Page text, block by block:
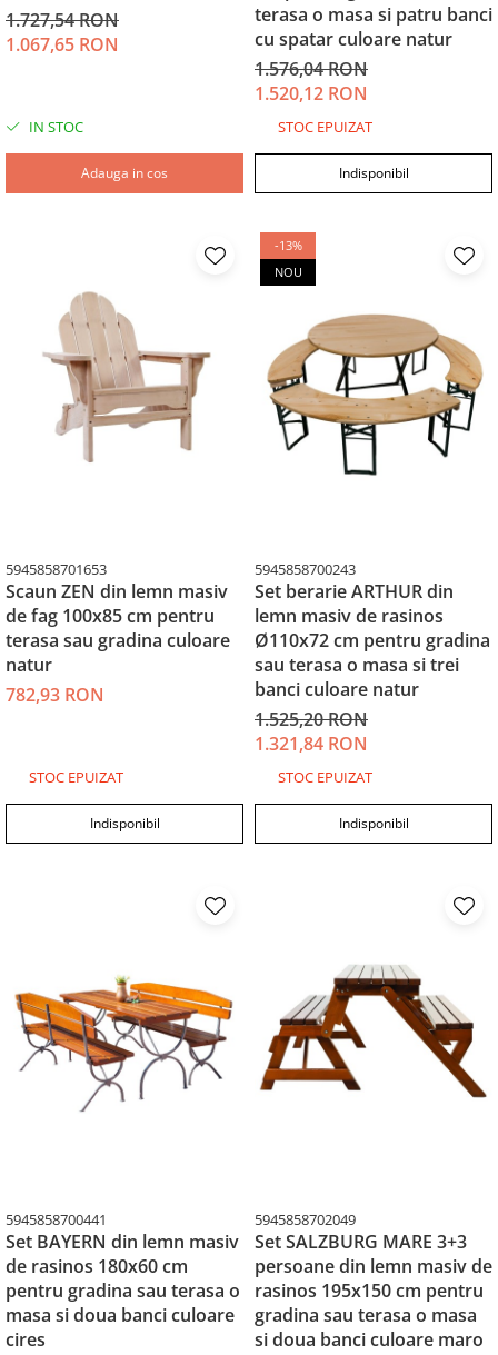
1.727,54 RON
1.067,65 RON
IN STOC
Adauga in cos
terasa o masa si patru banci
cu spatar culoare natur
1.576,04 RON
1.520,12 RON
STOC EPUIZAT
Indisponibil
5945858701653
Scaun ZEN din lemn masiv
de fag 100x85 cm pentru
terasa sau gradina culoare
natur
782,93 RON
STOC EPUIZAT
Indisponibil
-13%
NOU
5945858700243
Set berarie ARTHUR din
lemn masiv de rasinos
Ø110x72 cm pentru gradina
sau terasa o masa si trei
banci culoare natur
1.525,20 RON
1.321,84 RON
STOC EPUIZAT
Indisponibil
5945858700441
Set BAYERN din lemn masiv
de rasinos 180x60 cm
pentru gradina sau terasa o
masa si doua banci culoare
cires
5945858702049
Set SALZBURG MARE 3+3
persoane din lemn masiv de
rasinos 195x150 cm pentru
gradina sau terasa o masa
si doua banci culoare maro